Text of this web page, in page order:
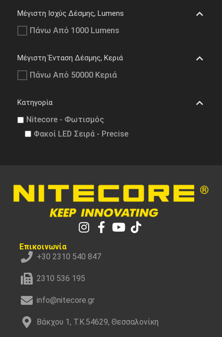
Μέγιστη Ισχύς Δέσμης, Lumens
Πάνω Από 1000 Lumens
Μέγιστη Ένταση Δέσμης, Κεριά
Πάνω Από 50000 Κεριά
Κατηγορία
Nitecore - Φωτισμός
Φακοί LED Σειρά - Precise
Επικοινωνία
+30 2310 540 847
2310 536 195
info@nitecore.gr
Βάκχου 1, Τ.Κ.54629, Θεσσαλονίκη